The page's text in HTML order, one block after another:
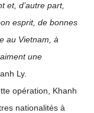
et, d’autre part,
esprit, de bonnes
au Vietnam, à
une
Ly.
opération, Khanh
nationalités à